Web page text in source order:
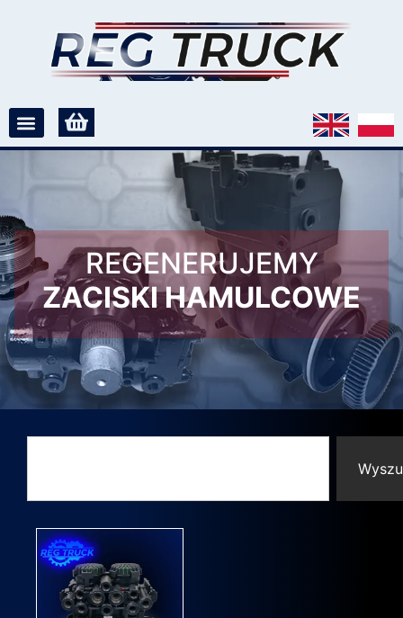
REGENERUJEMY
ZACISKI HAMULCOWE